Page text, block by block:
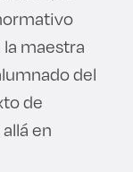
maestra
del
de
en